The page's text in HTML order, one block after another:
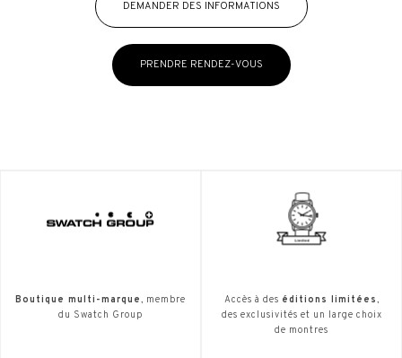
DEMANDER DES INFORMATIONS
PRENDRE RENDEZ-VOUS
Boutique multi-marque, membre
du Swatch Group
Accès à des éditions limitées,
des exclusivités et un large choix
de montres